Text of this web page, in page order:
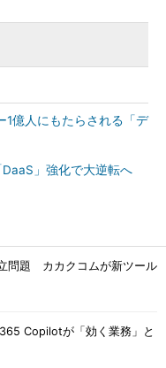
億人にもたらされる「デ
」強化で大逆転へ
問題 カカクコムが新ツール
Copilotが「効く業務」と